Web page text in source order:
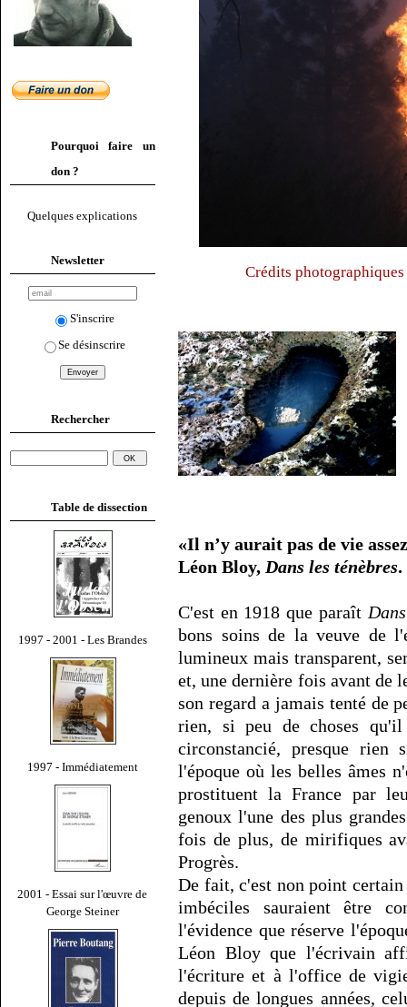
Pourquoi faire un
don ?
Quelques explications
Newsletter
S'inscrire
Se désinscrire
Rechercher
Table de dissection
1997 - 2001 - Les Brandes
1997 - Immédiatement
2001 - Essai sur l'œuvre de
George Steiner
Crédits
«Il n’y aurait pas de vie
Léon Bloy, Dans les ténèbres.
C'est en 1918 que paraît
bons soins de la veuve de
lumineux mais transparent,
et, une dernière fois avant de
son regard a jamais tenté de
rien, si peu de choses
circonstancié, presque
l'époque où les belles âmes
prostituent la France par
genoux l'une des plus
fois de plus, de mirifiques
Progrès.
De fait, c'est non point
imbéciles sauraient être
l'évidence que réserve
Léon Bloy que l'écrivain
l'écriture et à l'office de
depuis de longues années,